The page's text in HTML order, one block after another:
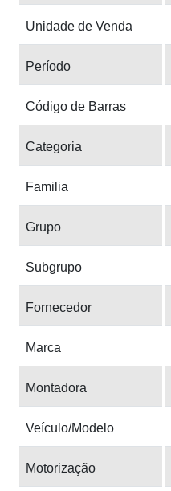
Unidade de Venda
Período
Código de Barras
Categoria
Familia
Grupo
Subgrupo
Fornecedor
Marca
Montadora
Veículo/Modelo
Motorização